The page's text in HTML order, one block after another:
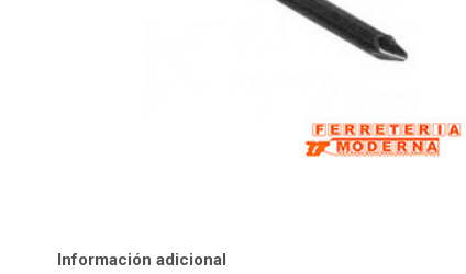
Información adicional